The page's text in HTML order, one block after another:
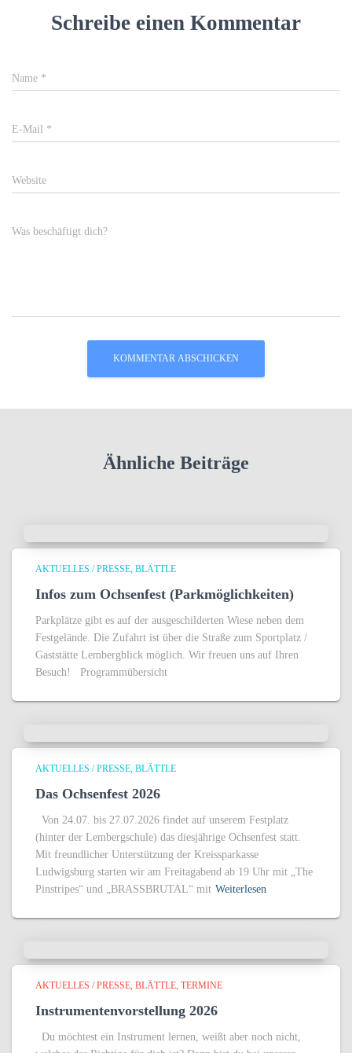
Schreibe einen Kommentar
Name *
E-Mail *
Website
Was beschäftigt dich?
Ähnliche Beiträge
AKTUELLES / PRESSE BLÄTTLE
Infos zum Ochsenfest (Parkmöglichkeiten)
Parkplätze gibt es auf der ausgeschilderten Wiese neben dem
Festgelände. Die Zufahrt ist über die Straße zum Sportplatz /
Gaststätte Lembergblick möglich. Wir freuen uns auf Ihren
Besuch! Programmübersicht
AKTUELLES / PRESSE BLÄTTLE
Das Ochsenfest 2026
Von 24.07. bis 27.07.2026 findet auf unserem Festplatz
(hinter der Lembergschule) das diesjährige Ochsenfest statt.
Mit freundlicher Unterstützung der Kreissparkasse
Ludwigsburg starten wir am Freitagabend ab 19 Uhr mit „The
Pinstripes“ und „BRASSBRUTAL“ mit Weiterlesen
AKTUELLES / PRESSE BLÄTTLE TERMINE
Instrumentenvorstellung 2026
Du möchtest ein Instrument lernen, weißt aber noch nicht,